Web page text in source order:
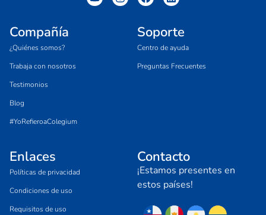
Compañía
¿Quiénes somos?
Trabaja con nosotros
Testimonios
Blog
#YoRefieroaColegium
Soporte
Centro de ayuda
Preguntas Frecuentes
Enlaces
Políticas de privacidad
Condiciones de uso
Requisitos de uso
Contacto
¡Estamos presentes en
estos países!